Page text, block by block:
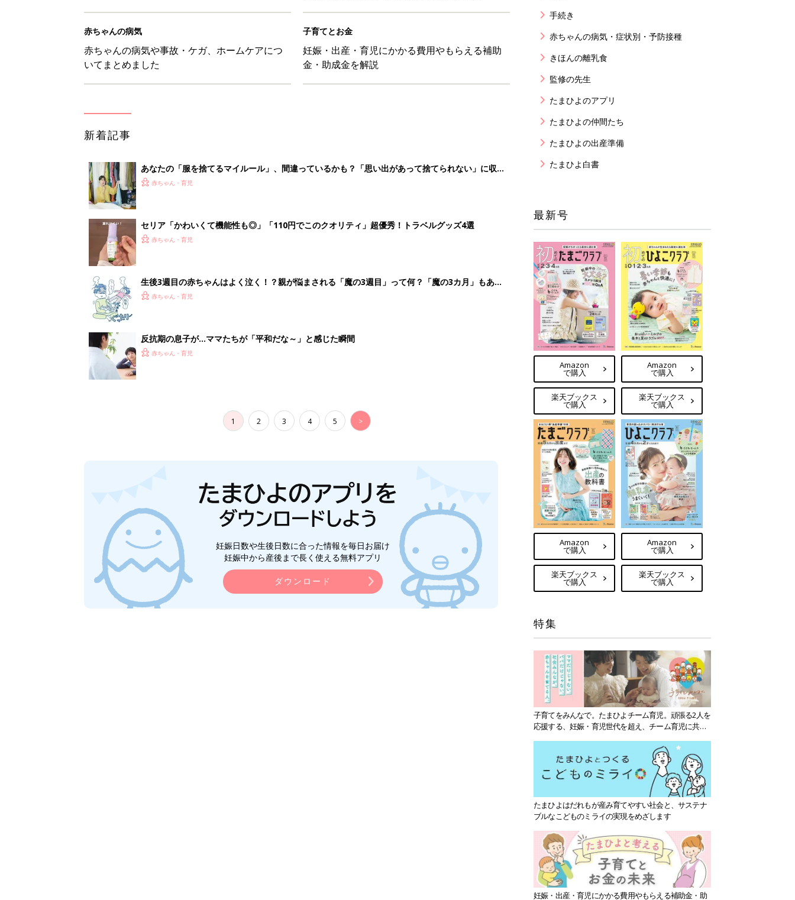
赤ちゃんの病気
赤ちゃんの病気や事故・ケガ、ホームケアにつ
いてまとめました
子育てとお金
妊娠・出産・育児にかかる費用やもらえる補助
金・助成金を解説
新着記事
あなたの「服を捨てるマイルール」、間違っているかも？「思い出があって捨てられない」に収納
スタイリストが喝！
赤ちゃん・育児
セリア「かわいくて機能性も◎」「110円でこのクオリティ」超優秀！トラベルグッズ4選
赤ちゃん・育児
生後3週目の赤ちゃんはよく泣く！？親が悩まされる「魔の3週目」って何？「魔の3カ月」もある
って本当？【専門家】
赤ちゃん・育児
反抗期の息子が...ママたちが「平和だな～」と感じた瞬間
赤ちゃん・育児
1 2 3 4 5 >
妊娠日数や生後日数に合った情報を毎日お届け
妊娠中から産後まで長く使える無料アプリ
ダウンロード
手続き
赤ちゃんの病気・症状別・予防接種
きほんの離乳食
監修の先生
たまひよのアプリ
たまひよの仲間たち
たまひよの出産準備
たまひよ白書
最新号
Amazon
で購入
楽天ブックス
で購入
Amazon
で購入
楽天ブックス
で購入
Amazon
で購入
楽天ブックス
で購入
Amazon
で購入
楽天ブックス
で購入
特集
子育てをみんなで。たまひよチーム育児。頑張る2人を
応援する、妊娠・育児世代を超え、チーム育児に共感
たまひよはだれもが産み育てやすい社会と、サステナ
ブルなこどものミライの実現をめざします
妊娠・出産・育児にかかる費用やもらえる補助金・助